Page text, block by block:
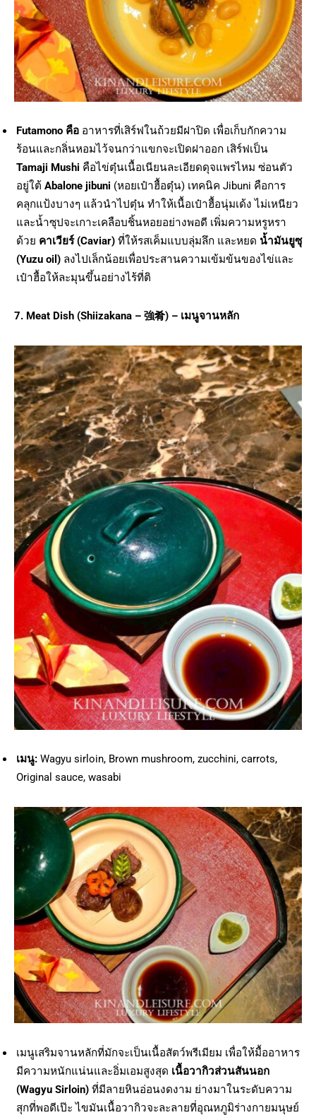
Futamono คือ อาหารที่เสิร์ฟในถ้วยมีฝาปิด เพื่อเก็บกักความ
ร้อนและกลิ่นหอมไว้จนกว่าแขกจะเปิดฝาออก เสิร์ฟเป็น
Tamaji Mushi คือไข่ตุ๋นเนื้อเนียนละเอียดดุจแพรไหม ซ่อนตัว
อยู่ใต้ Abalone jibuni (หอยเป๋าฮื้อตุ๋น) เทคนิค Jibuni คือการ
คลุกแป้งบางๆ แล้วนำไปตุ๋น ทำให้เนื้อเป๋าฮื้อนุ่มเด้ง ไม่เหนียว
และน้ำซุปจะเกาะเคลือบชิ้นหอยอย่างพอดี เพิ่มความหรูหรา
ด้วย คาเวียร์ (Caviar) ที่ให้รสเค็มแบบลุ่มลึก และหยด น้ำมันยูซุ
(Yuzu oil) ลงไปเล็กน้อยเพื่อประสานความเข้มข้นของไข่และ
เป๋าฮื้อให้ละมุนขึ้นอย่างไร้ที่ติ
7. Meat Dish (Shiizakana – 強肴) – เมนูจานหลัก
เมนู: Wagyu sirloin, Brown mushroom, zucchini, carrots,
Original sauce, wasabi
เมนูเสริมจานหลักที่มักจะเป็นเนื้อสัตว์พรีเมียม เพื่อให้มื้ออาหาร
มีความหนักแน่นและอิ่มเอมสูงสุด เนื้อวากิวส่วนสันนอก
(Wagyu Sirloin) ที่มีลายหินอ่อนงดงาม ย่างมาในระดับความ
สุกที่พอดีเป๊ะ ไขมันเนื้อวากิวจะละลายที่อุณหภูมิร่างกายมนุษย์